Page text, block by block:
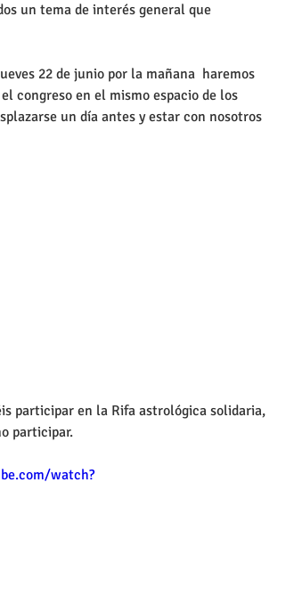
un tema de interés general que
22 de junio por la mañana  haremos
congreso en el mismo espacio de los
un día antes y estar con nosotros
participar en la Rifa astrológica solidaria,
participar.
watch?